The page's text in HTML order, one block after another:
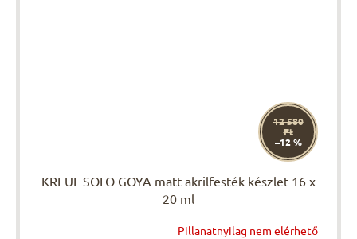
12 580
Ft
–12 %
KREUL SOLO GOYA matt akrilfesték készlet 16 x
20 ml
Pillanatnyilag nem elérhető